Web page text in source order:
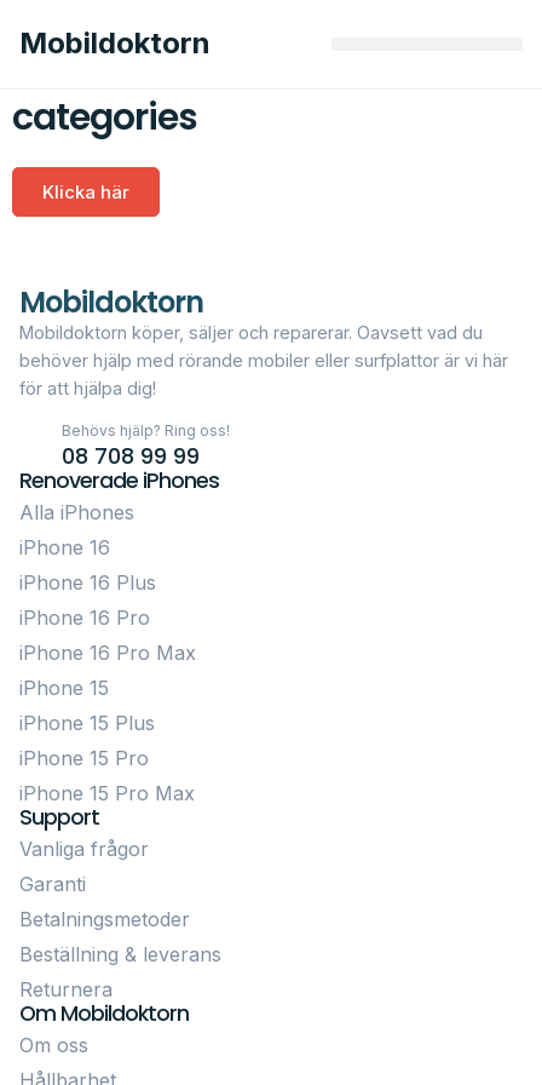
Mobildoktorn
categories
Klicka här
Mobildoktorn
Mobildoktorn köper, säljer och reparerar. Oavsett vad du
behöver hjälp med rörande mobiler eller surfplattor är vi här
för att hjälpa dig!
Behövs hjälp? Ring oss!
08 708 99 99
Renoverade iPhones
Alla iPhones
iPhone 16
iPhone 16 Plus
iPhone 16 Pro
iPhone 16 Pro Max
iPhone 15
iPhone 15 Plus
iPhone 15 Pro
iPhone 15 Pro Max
Support
Vanliga frågor
Garanti
Betalningsmetoder
Beställning & leverans
Returnera
Om Mobildoktorn
Om oss